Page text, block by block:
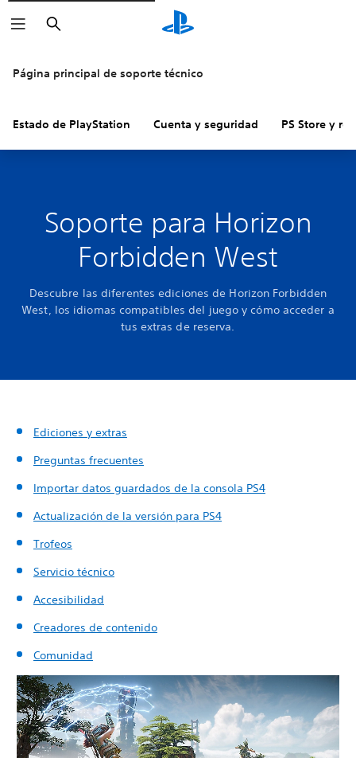
Buscar
Página principal de soporte técnico
Estado de PlayStation Cuenta y seguridad PS Store y
Soporte para Horizon
Forbidden West
Descubre las diferentes ediciones de Horizon Forbidden
West, los idiomas compatibles del juego y cómo acceder a
tus extras de reserva.
Ediciones y extras
Preguntas frecuentes
Importar datos guardados de la consola PS4
Actualización de la versión para PS4
Trofeos
Servicio técnico
Accesibilidad
Creadores de contenido
Comunidad